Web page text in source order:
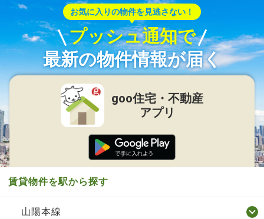
お気に入りの物件を見逃さない！
プッシュ通知で
最新の物件情報が届く
goo住宅・不動産
アプリ
賃貸物件を駅から探す
山陽本線